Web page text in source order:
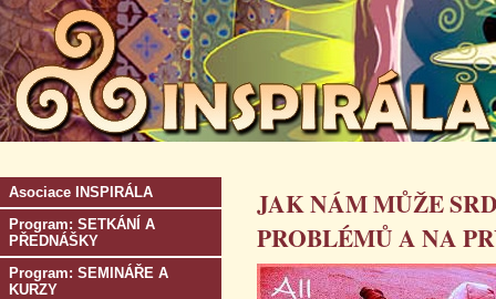
Asociace INSPIRÁLA
Program: SETKÁNÍ A
PŘEDNÁŠKY
Program: SEMINÁŘE A
KURZY
JAK NÁM MŮŽE
PROBLÉMŮ A NA